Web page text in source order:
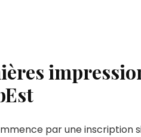
par une inscription